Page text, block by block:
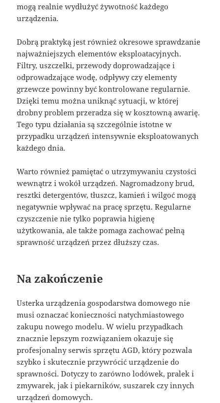
mogą realnie wydłużyć żywotność każdego
urządzenia.
Dobrą praktyką jest również okresowe sprawdzanie
najważniejszych elementów eksploatacyjnych.
Filtry, uszczelki, przewody doprowadzające i
odprowadzające wodę, odpływy czy elementy
grzewcze powinny być kontrolowane regularnie.
Dzięki temu można uniknąć sytuacji, w której
drobny problem przeradza się w kosztowną awarię.
Tego typu działania są szczególnie istotne w
przypadku urządzeń intensywnie eksploatowanych
każdego dnia.
Warto również pamiętać o utrzymywaniu czystości
wewnątrz i wokół urządzeń. Nagromadzony brud,
resztki detergentów, tłuszcz, kamień i wilgoć mogą
negatywnie wpływać na pracę sprzętu. Regularne
czyszczenie nie tylko poprawia higienę
użytkowania, ale także pomaga zachować pełną
sprawność urządzeń przez dłuższy czas.
Na zakończenie
Usterka urządzenia gospodarstwa domowego nie
musi oznaczać konieczności natychmiastowego
zakupu nowego modelu. W wielu przypadkach
znacznie lepszym rozwiązaniem okazuje się
profesjonalny serwis sprzętu AGD, który pozwala
szybko i skutecznie przywrócić urządzenie do
sprawności. Dotyczy to zarówno lodówek, pralek i
zmywarek, jak i piekarników, suszarek czy innych
urządzeń domowych.